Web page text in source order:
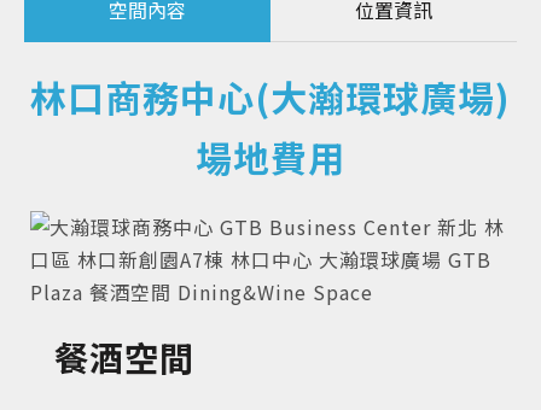
空間內容 位置資訊
林口商務中心(大瀚環球廣場)
場地費用
餐酒空間